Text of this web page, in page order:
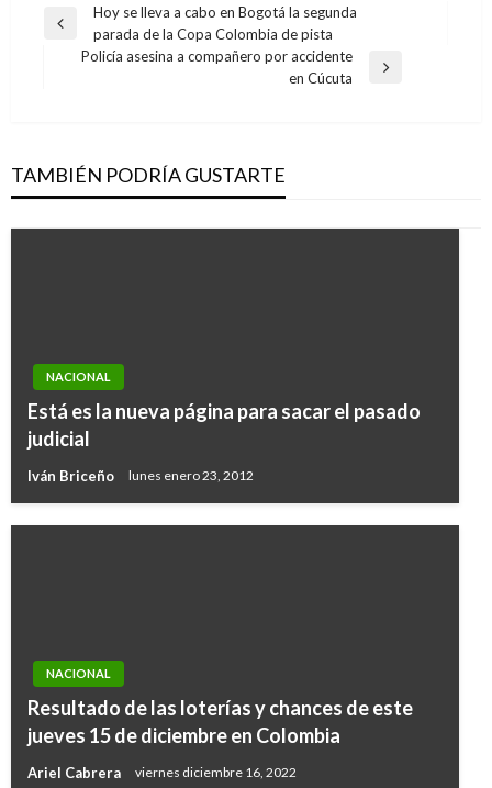
Navegación
Entrada
anterior
Hoy se lleva a cabo en Bogotá la segunda
parada de la Copa Colombia de pista
Policía asesina a compañero por accidente
en Cúcuta
TAMBIÉN PODRÍA GUSTARTE
NACIONAL
Está es la nueva página para sacar el pasado
judicial
Iván Briceño lunes enero 23, 2012
NACIONAL
Resultado de las loterías y chances de este
jueves 15 de diciembre en Colombia
Ariel Cabrera viernes diciembre 16, 2022